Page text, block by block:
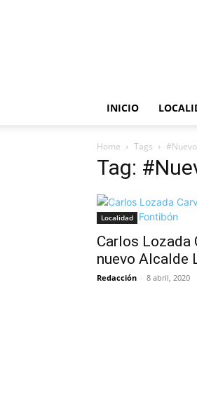
INICIO
Home Tags
Tag:
Localidad
Carlos Lozada
nuevo Alcalde
Redacción - 8 abril, 2020